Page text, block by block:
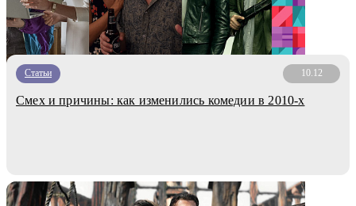
Статьи 10.12
Смех и причины: как изменились комедии в 2010-х